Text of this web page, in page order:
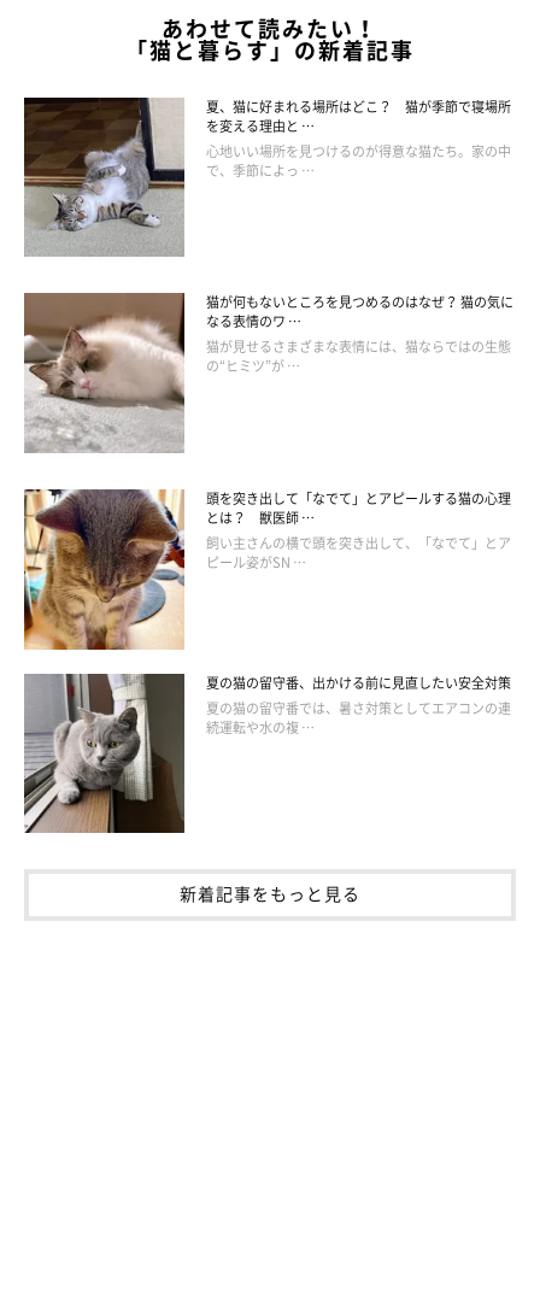
テンレスケージが室内に置かれ、個別管理を実施。カルテによる
健康状態の共有は続行。
３階の廊下に貼られた展示。猫のボディランゲージについて描か
れたもので、来館者に猫の気持ちを学んでもらう工夫も。
あわせて読みたい！
「猫と暮らす」の新着記事
夏、猫に好まれる場所はどこ？ 猫が季節で寝場所
を変える理由と …
心地いい場所を見つけるのが得意な猫たち。家の中
で、季節によっ …
猫が何もないところを見つめるのはなぜ？ 猫の気に
なる表情のワ …
猫が見せるさまざまな表情には、猫ならではの生態
の“ヒミツ”が …
頭を突き出して「なでて」とアピールする猫の心理
とは？ 獣医師 …
飼い主さんの横で頭を突き出して、「なでて」とア
ピール姿がSN …
夏の猫の留守番、出かける前に見直したい安全対策
夏の猫の留守番では、暑さ対策としてエアコンの連
続運転や水の複 …
新着記事をもっと見る